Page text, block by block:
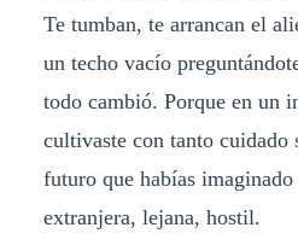
Te tumban, te arrancan el
un techo vacío
todo cambió. Porque en un
cultivaste con tanto cuidado
futuro que habías
extranjera, lejana, hostil.